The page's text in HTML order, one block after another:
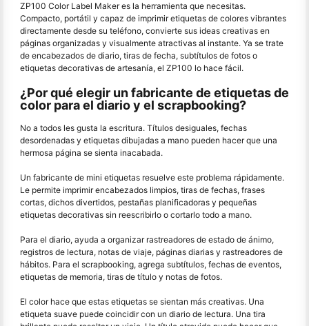
ZP100 Color Label Maker es la herramienta que necesitas.
Compacto, portátil y capaz de imprimir etiquetas de colores vibrantes
directamente desde su teléfono, convierte sus ideas creativas en
páginas organizadas y visualmente atractivas al instante. Ya se trate
de encabezados de diario, tiras de fecha, subtítulos de fotos o
etiquetas decorativas de artesanía, el ZP100 lo hace fácil.
¿Por qué elegir un fabricante de etiquetas de
color para el diario y el scrapbooking?
No a todos les gusta la escritura. Títulos desiguales, fechas
desordenadas y etiquetas dibujadas a mano pueden hacer que una
hermosa página se sienta inacabada.
Un fabricante de mini etiquetas resuelve este problema rápidamente.
Le permite imprimir encabezados limpios, tiras de fechas, frases
cortas, dichos divertidos, pestañas planificadoras y pequeñas
etiquetas decorativas sin reescribirlo o cortarlo todo a mano.
Para el diario, ayuda a organizar rastreadores de estado de ánimo,
registros de lectura, notas de viaje, páginas diarias y rastreadores de
hábitos. Para el scrapbooking, agrega subtítulos, fechas de eventos,
etiquetas de memoria, tiras de título y notas de fotos.
El color hace que estas etiquetas se sientan más creativas. Una
etiqueta suave puede coincidir con un diario de lectura. Una tira